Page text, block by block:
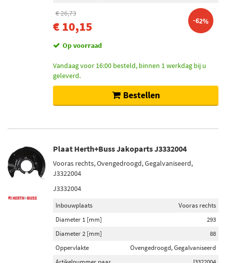
€ 26,73
€ 10,15 -62%
Op voorraad
Vandaag voor 16:00 besteld, binnen 1 werkdag bij u
geleverd.
Bestellen
Plaat Herth+Buss Jakoparts J3332004
Vooras rechts, Ovengedroogd, Gegalvaniseerd,
J3322004
J3332004
Inbouwplaats
Vooras rechts
Diameter 1 [mm]
293
Diameter 2 [mm]
88
Oppervlakte
Ovengedroogd, Gegalvaniseerd